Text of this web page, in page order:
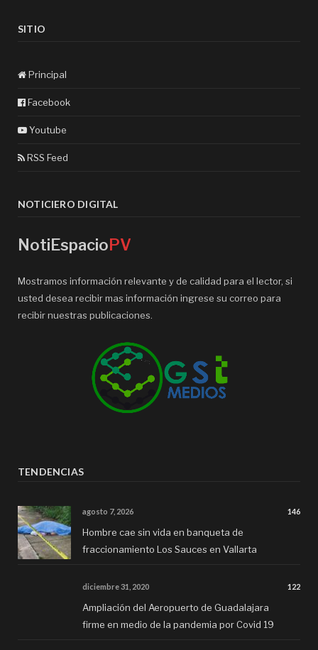
SITIO
Principal
Facebook
Youtube
RSS Feed
NOTICIERO DIGITAL
NotiEspacio PV
Mostramos información relevante y de calidad para el lector, si
usted desea recibir mas información ingrese su correo para
recibir nuestras publicaciones.
TENDENCIAS
agosto 7, 2026 146
Hombre cae sin vida en banqueta de
fraccionamiento Los Sauces en Vallarta
diciembre 31, 2020 122
Ampliación del Aeropuerto de Guadalajara
firme en medio de la pandemia por Covid 19